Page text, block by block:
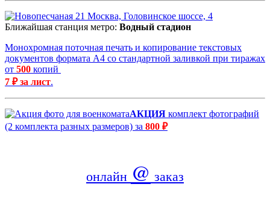
Москва, Головинское шоссе, 4
Ближайшая станция метро: Водный стадион
Монохромная поточная печать и копирование текстовых
документов формата А4 со стандартной заливкой при тиражах
от 500 копий
7 ₽ за лист.
АКЦИЯ комплект фотографий
(2 комплекта разных размеров) за 800 ₽
онлайн @ заказ